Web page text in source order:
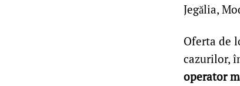
Jegălia,
Oferta de
cazurilor,
operator